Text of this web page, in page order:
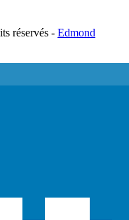
réservés - Edmond